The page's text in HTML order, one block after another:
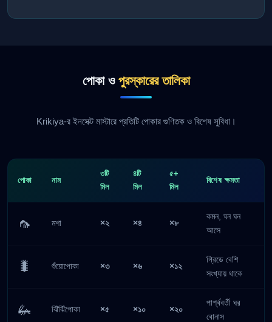
পোকা ও পুরস্কারের তালিকা
Krikiya-র ইনসেক্ট মাস্টারে প্রতিটি পোকার গুণিতক ও বিশেষ সুবিধা।
পোকা নাম
৩টি
মিল
৪টি
মিল
৫+
মিল
বিশেষ ক্ষমতা
🦟 মশা ×২ ×৪ ×৮
কমন, ঘন ঘন
আসে
🐛 শুঁয়োপোকা ×৩ ×৬ ×১২
গ্রিডে বেশি
সংখ্যায় থাকে
🦗 ঝিঁঝিঁপোকা ×৫ ×১০ ×২০
পার্শ্ববর্তী ঘর
বোনাস